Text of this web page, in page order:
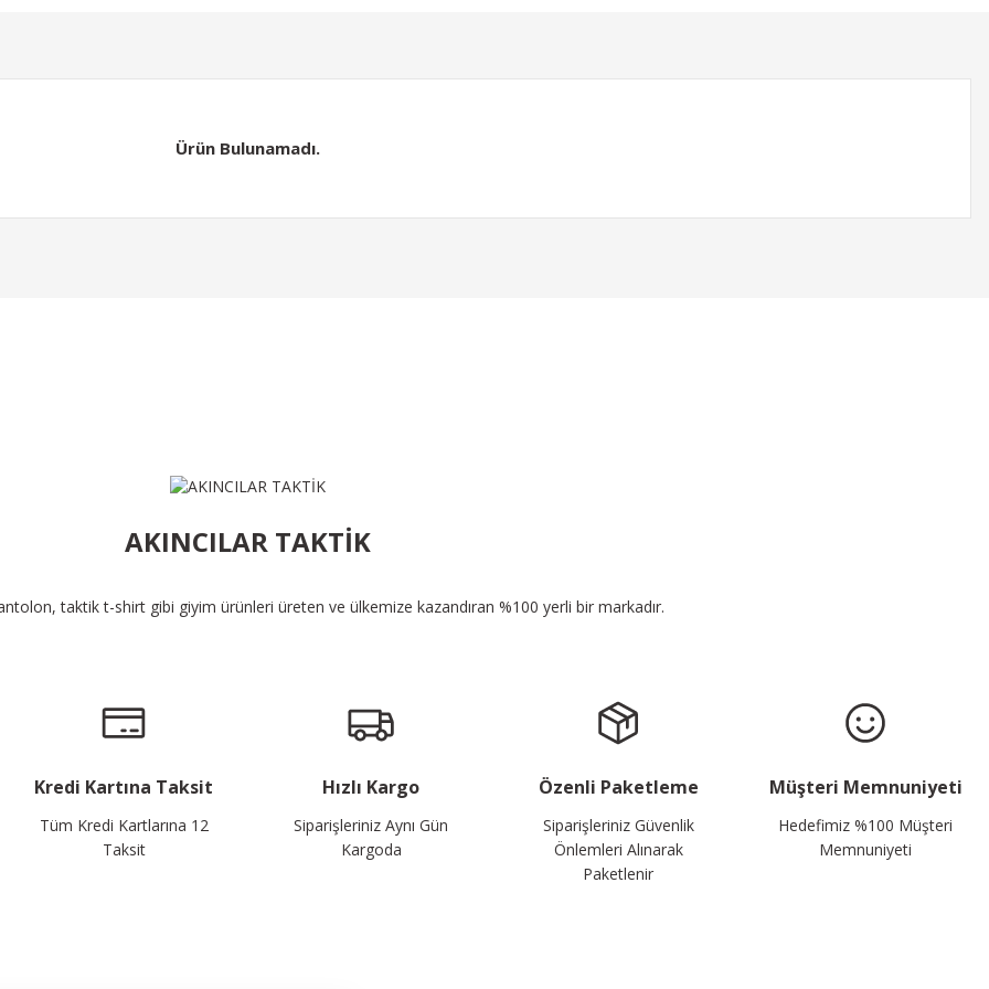
Gönder
Ürün Bulunamadı.
AKINCILAR TAKTİK
taktik t-shirt gibi giyim ürünleri üreten ve ülkemize kazandıran %100 yerli bir markadır.
Kredi Kartına Taksit
Tüm Kredi Kartlarına 12
Taksit
Hızlı Kargo
Siparişleriniz Aynı Gün
Kargoda
Özenli Paketleme
Siparişleriniz Güvenlik
Önlemleri Alınarak
Paketlenir
Müşteri Memnuniyeti
Hedefimiz %100 Müşteri
Memnuniyeti